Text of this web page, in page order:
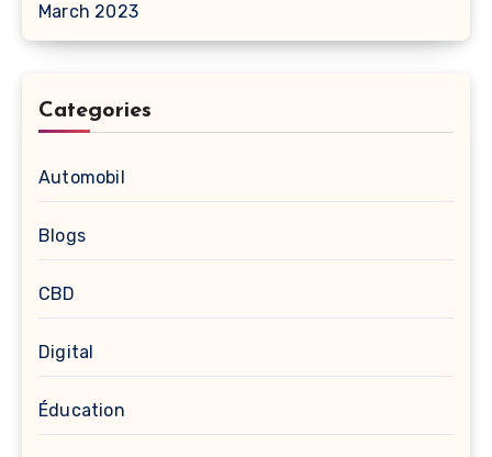
March 2023
Categories
Automobil
Blogs
CBD
Digital
Éducation